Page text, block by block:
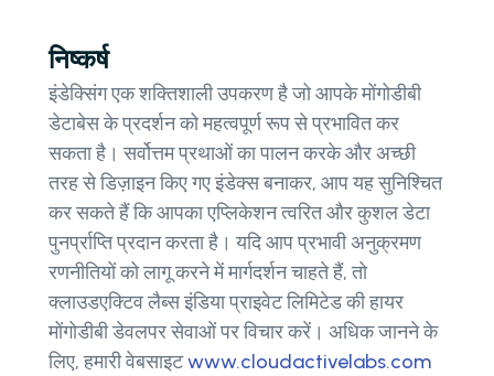
निष्कर्ष
इंडेक्सिंग एक शक्तिशाली उपकरण है जो आपके मोंगोडीबी
डेटाबेस के प्रदर्शन को महत्वपूर्ण रूप से प्रभावित कर
सकता है। सर्वोत्तम प्रथाओं का पालन करके और अच्छी
तरह से डिज़ाइन किए गए इंडेक्स बनाकर, आप यह सुनिश्चित
कर सकते हैं कि आपका एप्लिकेशन त्वरित और कुशल डेटा
पुनर्प्राप्ति प्रदान करता है। यदि आप प्रभावी अनुक्रमण
रणनीतियों को लागू करने में मार्गदर्शन चाहते हैं, तो
क्लाउडएक्टिव लैब्स इंडिया प्राइवेट लिमिटेड की हायर
मोंगोडीबी डेवलपर सेवाओं पर विचार करें। अधिक जानने के
लिए, हमारी वेबसाइटwww.cloudactivelabs.com